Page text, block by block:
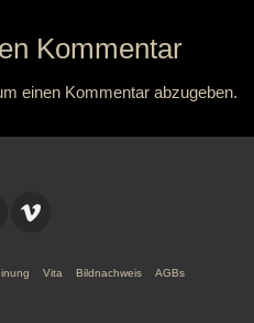
Kommentar
einen Kommentar abzugeben.
Vita Bildnachweis AGBs